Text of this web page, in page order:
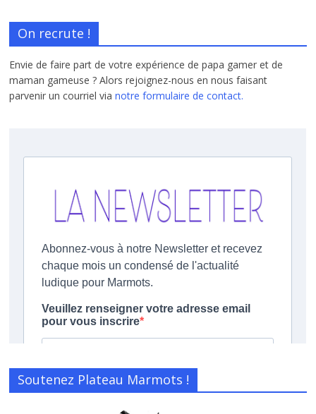
On recrute !
Envie de faire part de votre expérience de papa gamer et de
maman gameuse ? Alors rejoignez-nous en nous faisant
parvenir un courriel vianotre formulaire de contact.
Soutenez Plateau Marmots !